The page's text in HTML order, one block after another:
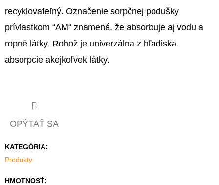
recyklovateľný. Označenie sorpčnej podušky
prívlastkom “AM“ znamená, že absorbuje aj vodu a
ropné látky. Rohož je univerzálna z hľadiska
absorpcie akejkoľvek látky.
OPÝTAŤ SA
KATEGÓRIA:
Produkty
HMOTNOSŤ: